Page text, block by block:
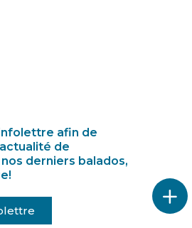
afin de
de
derniers balados,